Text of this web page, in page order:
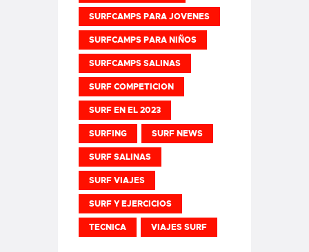
SURFCAMPS PARA JOVENES
SURFCAMPS PARA NIÑOS
SURFCAMPS SALINAS
SURF COMPETICION
SURF EN EL 2023
SURFING SURF NEWS
SURF SALINAS
SURF VIAJES
SURF Y EJERCICIOS
TECNICA VIAJES SURF